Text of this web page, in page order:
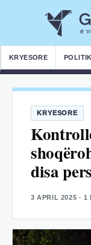
KRYESORE
KRYESORE
disa
3 APRIL 2025 · 1